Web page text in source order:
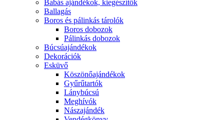
Babás ajándékok, kiegészítők
Ballagás
Boros és pálinkás tárolók
Boros dobozok
Pálinkás dobozok
Búcsúajándékok
Dekorációk
Esküvő
Köszönőajándékok
Gyűrűtartók
Lánybúcsú
Meghívók
Nászajándék